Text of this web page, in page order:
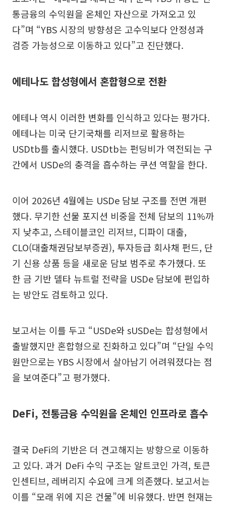
통금융의 수익원을 온체인 자산으로 가져오고 있
다”며 “YBS 시장의 방향성은 고수익보다 안정성과
검증 가능성으로 이동하고 있다”고 진단했다.
에테나도 합성형에서 혼합형으로 전환
에테나 역시 이러한 변화를 인식하고 있다는 평가다.
에테나는 미국 단기국채를 리저브로 활용하는
USDtb를 출시했다. USDtb는 펀딩비가 역전되는 구
간에서 USDe의 충격을 흡수하는 쿠션 역할을 한다.
이어 2026년 4월에는 USDe 담보 구조를 전면 개편
했다. 무기한 선물 포지션 비중을 전체 담보의 11%까
지 낮추고, 스테이블코인 리저브, 디파이 대출,
CLO(대출채권담보부증권), 투자등급 회사채 펀드, 단
기 신용 상품 등을 새로운 담보 범주로 추가했다. 또
한 금 기반 델타 뉴트럴 전략을 USDe 담보에 편입하
는 방안도 검토하고 있다.
보고서는 이를 두고 “USDe와 sUSDe는 합성형에서
출발했지만 혼합형으로 진화하고 있다”며 “단일 수익
원만으로는 YBS 시장에서 살아남기 어려워졌다는 점
을 보여준다”고 평가했다.
DeFi, 전통금융 수익원을 온체인 인프라로 흡수
결국 DeFi의 기반은 더 견고해지는 방향으로 이동하
고 있다. 과거 DeFi 수익 구조는 알트코인 가격, 토큰
인센티브, 레버리지 수요에 크게 의존했다. 보고서는
이를 “모래 위에 지은 건물”에 비유했다. 반면 현재는